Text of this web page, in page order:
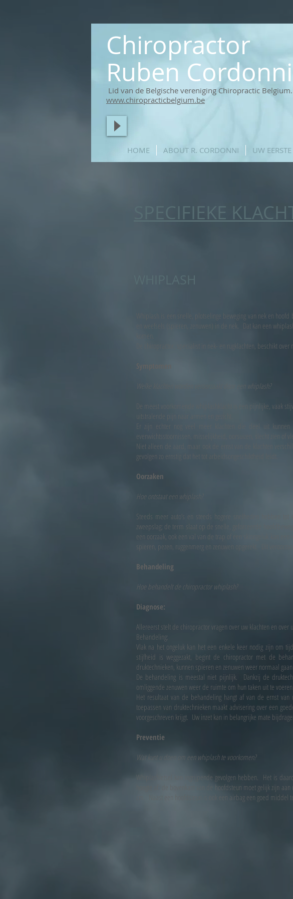
Chiropractor
Ruben Cordonni
Lid van de Belgische vereniging Chiropractic Belgium.
www.chiropracticbelgium.be
HOME ABOUT R. CORDONNI UW
SPECIFIEKE
WHIPLASH
Whiplash is een snelle, plotselinge beweging van nek en
en weefsels (spieren, zenuwen) in de nek. Dat kan een
komen.
De chiropractor, specialist in nek- en rugklachten, beschikt
Symptomen
Welke klachten worden veroorzaakt door een whiplash?
De meest voorkomende whiplashklacht is een pijnlijke, vaak
uitstralende pijn naar armen en gezicht.
Er zijn echter nog veel meer klachten die deel uit
evenwichtsstoornissen, misselijkheid, oorsuizen, slecht zien of
Niet alleen de aard, maar ook de ernst van de klachten
gevolgen zo ernstig dat het tot arbeidsongeschiktheid leidt.
Oorzaken
Hoe ontstaat een whiplash?
Steeds meer auto’s en steeds hogere snelheden hebben
zweepslag; de term slaat op de snelle, geforceerde
een oorzaak, ook een val van de trap of een skiongeluk kan
spieren, pezen, ruggenmerg en zenuwen opgerekt. Dit
Behandeling
Hoe behandelt de chiropractor whiplash?
Diagnose:
Allereerst stelt de chiropractor vragen over uw klachten en
Behandeling:
Vlak na het ongeluk kan het een enkele keer nodig zijn om
stijfheid is weggezakt, begint de chiropractor met de
druktechnieken, kunnen spieren en zenuwen weer normaal
De behandeling is meestal niet pijnlijk. Dankzij de
omliggende zenuwen weer de ruimte om hun taken uit te
Het resultaat van de behandeling hangt af van de ernst
toepassen van druktechnieken maakt advisering over een
voorgeschreven krijgt. Uw inzet kan in belangrijke mate
Preventie
Wat kunt u doen om een whiplash te voorkomen?
Whiplashletsel kan ingrijpende gevolgen hebben. Het is
hoogte af: de bovenkant van de hoofdsteun moet gelijk zijn
cm. Naast een hoofdsteun is ook een airbag een goed middel